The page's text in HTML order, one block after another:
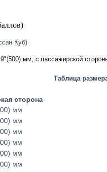
Куб)
мм, с пассажирской
Таблица
сторона
мм
мм
мм
мм
мм
мм